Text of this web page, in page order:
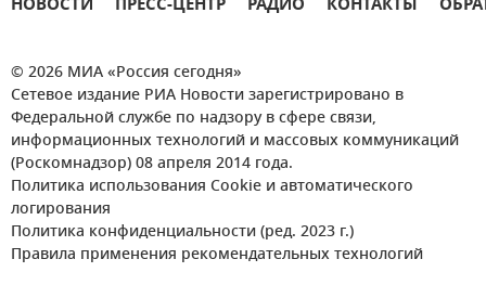
НОВОСТИ ПРЕСС-ЦЕНТР РАДИО КОНТАКТЫ
© 2026 МИА «Россия сегодня»
Сетевое издание РИА Новости зарегистрировано в
Федеральной службе по надзору в сфере связи,
информационных технологий и массовых коммуникаций
(Роскомнадзор) 08 апреля 2014 года.
Политика использования Cookie и автоматического
логирования
Политика конфиденциальности (ред. 2023 г.)
Правила применения рекомендательных технологий